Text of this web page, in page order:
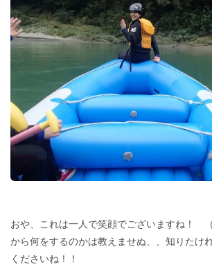
おや、これは一人で笑顔でございますね！
から何をするのかは教えませぬ、、知りたけ
くださいね！！